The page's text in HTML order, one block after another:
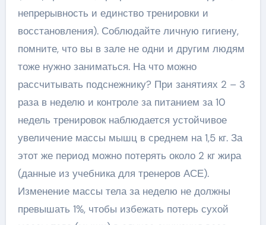
непрерывность и единство тренировки и
восстановления). Соблюдайте личную гигиену,
помните, что вы в зале не одни и другим людям
тоже нужно заниматься. На что можно
рассчитывать подснежнику? При занятиях 2 – 3
раза в неделю и контроле за питанием за 10
недель тренировок наблюдается устойчивое
увеличение массы мышц в среднем на 1,5 кг. За
этот же период можно потерять около 2 кг жира
(данные из учебника для тренеров АСЕ).
Изменение массы тела за неделю не должны
превышать 1%, чтобы избежать потерь сухой